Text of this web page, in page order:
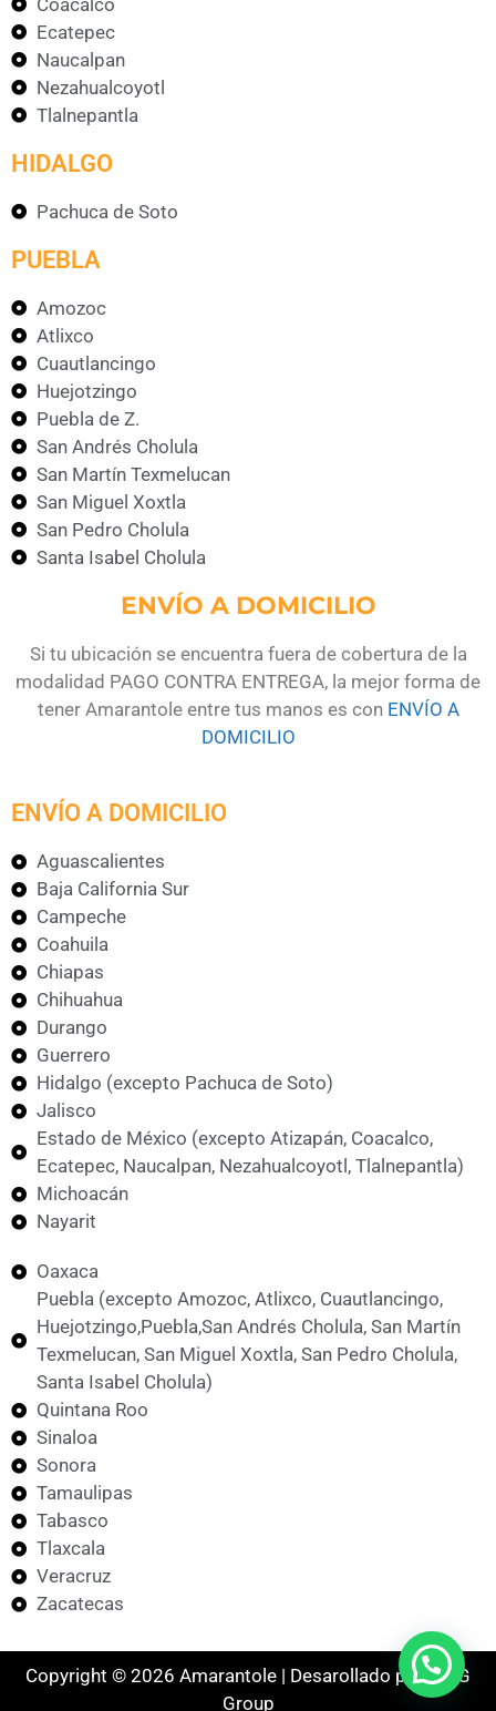
Ecatepec
Naucalpan
Nezahualcoyotl
Tlalnepantla
HIDALGO
Pachuca de Soto
PUEBLA
Amozoc
Atlixco
Cuautlancingo
Huejotzingo
Puebla de Z.
San Andrés Cholula
San Martín Texmelucan
San Miguel Xoxtla
San Pedro Cholula
Santa Isabel Cholula
ENVÍO A DOMICILIO
Si tu ubicación se encuentra fuera de cobertura de la
modalidad PAGO CONTRA ENTREGA, la mejor forma de
tener Amarantole entre tus manos es con ENVÍO A
DOMICILIO​
ENVÍO A DOMICILIO
Aguascalientes
Baja California Sur
Campeche
Coahuila
Chiapas
Chihuahua
Durango
Guerrero
Hidalgo (excepto Pachuca de Soto)
Jalisco
Estado de México (excepto Atizapán, Coacalco,
Ecatepec, Naucalpan, Nezahualcoyotl, Tlalnepantla)
Michoacán
Nayarit
Oaxaca
Puebla (excepto Amozoc, Atlixco, Cuautlancingo,
Huejotzingo,Puebla,San Andrés Cholula, San Martín
Texmelucan, San Miguel Xoxtla, San Pedro Cholula,
Santa Isabel Cholula)
Quintana Roo
Sinaloa
Sonora
Tamaulipas
Tabasco
Tlaxcala
Veracruz
Zacatecas
Copyright © 2026 Amarantole | Desarollado por MKG
Group